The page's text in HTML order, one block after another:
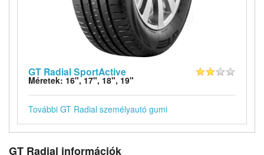
GT Radial SportActive
Méretek: 16", 17", 18", 19"
További GT Radial személyautó gumi
GT Radial információk